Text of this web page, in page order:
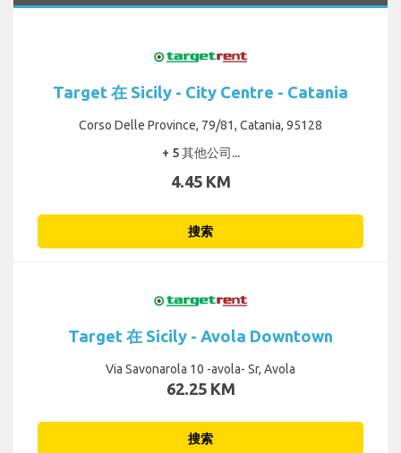
Target 在 Sicily - City Centre - Catania
Corso Delle Province, 79/81, Catania, 95128
+ 5 其他公司...
4.45 KM
搜索
Target 在 Sicily - Avola Downtown
Via Savonarola 10 -avola- Sr, Avola
62.25 KM
搜索